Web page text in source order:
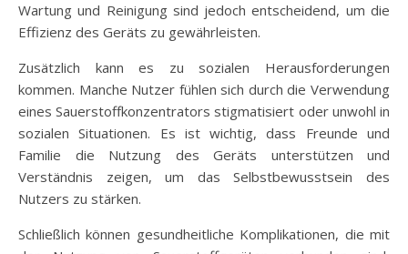
Wartung und Reinigung sind jedoch entscheidend, um die
Effizienz des Geräts zu gewährleisten.
Zusätzlich kann es zu sozialen Herausforderungen
kommen. Manche Nutzer fühlen sich durch die Verwendung
eines Sauerstoffkonzentrators stigmatisiert oder unwohl in
sozialen Situationen. Es ist wichtig, dass Freunde und
Familie die Nutzung des Geräts unterstützen und
Verständnis zeigen, um das Selbstbewusstsein des
Nutzers zu stärken.
Schließlich können gesundheitliche Komplikationen, die mit